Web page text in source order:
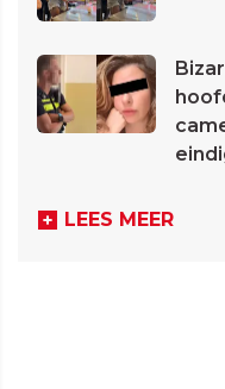
LEES MEER